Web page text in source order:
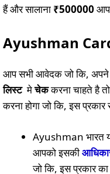
हैं और सालाना ₹500000 आप
Ayushman
आप सभी आवेदक जो कि, अपने
लिस्ट मेचेककरना चाहते है
करना होगा जो कि, इस प्रकार
Ayushman भारत
आपको इसकी
जो कि, इस प्रकार का